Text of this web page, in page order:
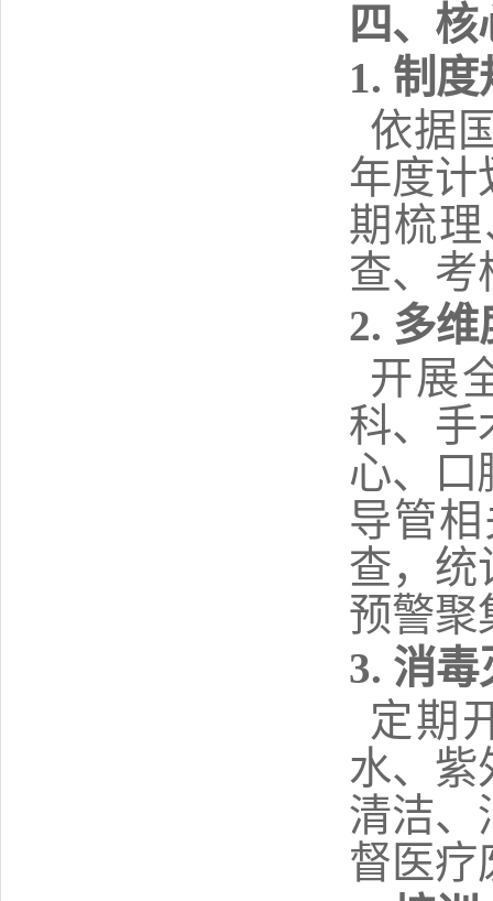
四、核
1. 制
依据
年度计
期梳
查、考
2. 多
开展
科、手
心、口
导管
查，统
预警聚
3. 消
定期
水、紫
清洁、
督医疗